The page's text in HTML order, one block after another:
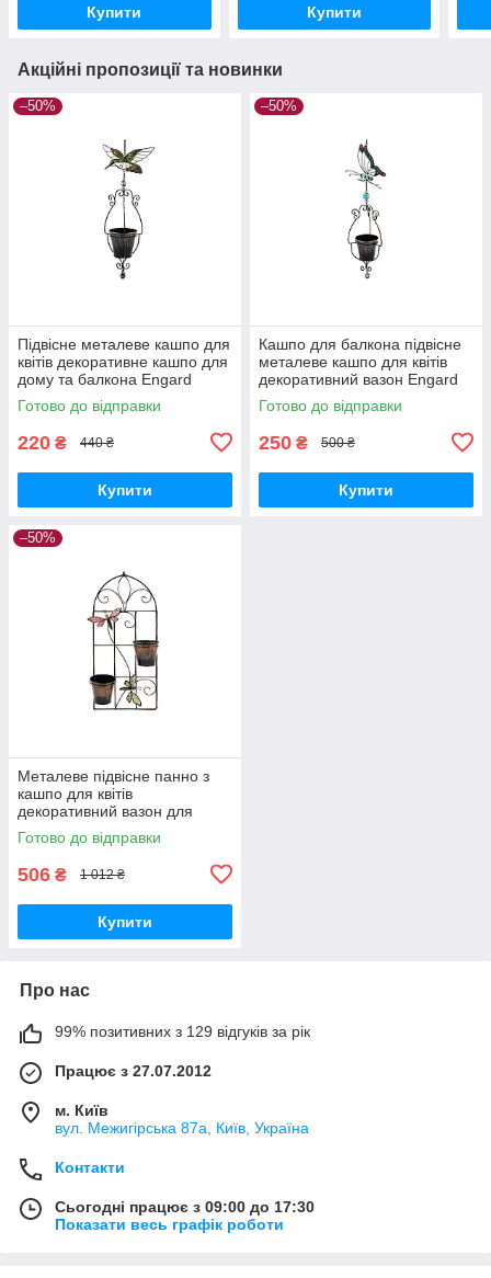
Купити Купити
Акційні пропозиції та новинки
–50%
Підвісне металеве кашпо для
квітів декоративне кашпо для
дому та балкона Engard
Райська пташка (BF-21)
Готово до відправки
220 ₴ 440 ₴
Купити
–50%
Кашпо для балкона підвісне
металеве кашпо для квітів
декоративний вазон Engard
Райський метелик (BF-22)
Готово до відправки
250 ₴ 500 ₴
Купити
–50%
Металеве підвісне панно з
кашпо для квітів
декоративний вазон для
дому та балкона Engard
Райські метелики (BF-23)
Готово до відправки
506 ₴ 1 012 ₴
Купити
Про нас
99% позитивних з 129 відгуків за рік
Працює з 27.07.2012
м. Київ
вул. Межигірська 87а, Київ, Україна
Контакти
Сьогодні працює з 09:00 до 17:30
Показати весь графік роботи